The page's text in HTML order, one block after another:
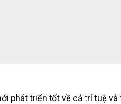
phát triển tốt về cả trí tuệ